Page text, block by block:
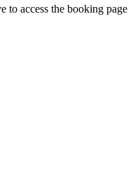
to access the booking page